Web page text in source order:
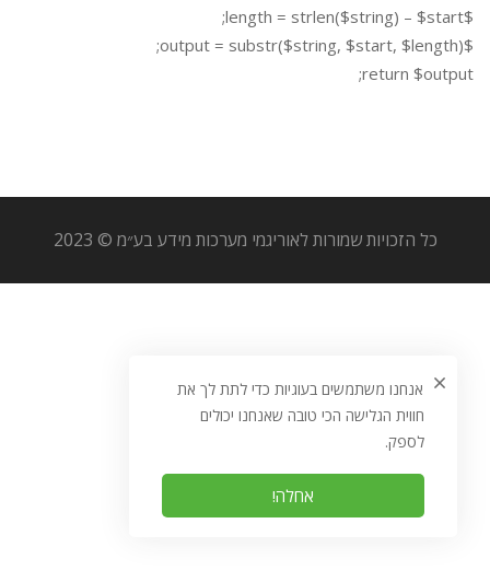
$length = strlen($string) – $start;
$output = substr($string, $start, $length);
return $output;
כל הזכויות שמורות לאוריגמי מערכות מידע בע״מ © 2023
אנחנו משתמשים בעוגיות כדי לתת לך את
חווית הגלישה הכי טובה שאנחנו יכולים
לספק.
אחלה!